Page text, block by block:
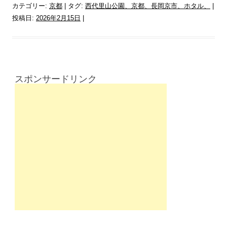
カテゴリー: 京都 | タグ: 西代里山公園、京都、長岡京市、ホタル、
投稿日: 2026年2月15日
スポンサードリンク